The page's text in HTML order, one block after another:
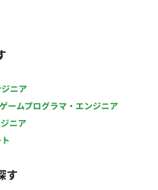
ニア
ゲームプログラマ・エンジニア
ニア
す